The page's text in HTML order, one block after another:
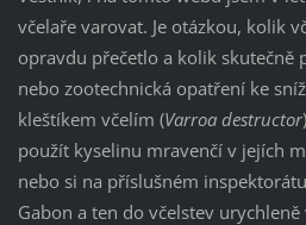
včelaře varovat. Je otázkou, kolik
opravdu přečetlo a kolik skutečně
nebo zootechnická opatření ke
kleštíkem včelím (Varroa destructor
použít kyselinu mravenčí v jejích
nebo si na příslušném
Gabon a ten do včelstev urychleně